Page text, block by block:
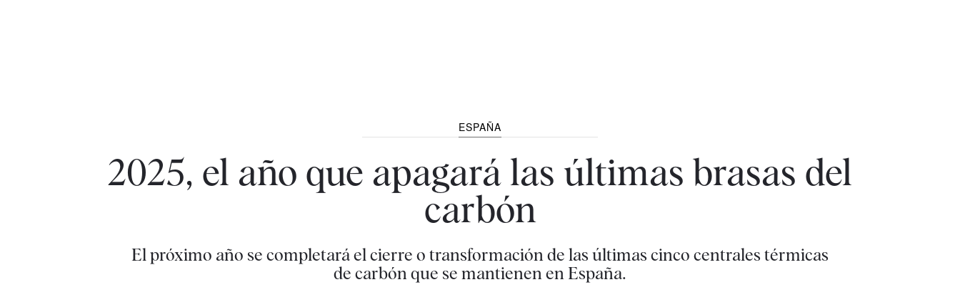
ESPAÑA
2025, el año que apagará las últimas brasas del
carbón
El próximo año se completará el cierre o transformación de las últimas cinco centrales térmicas
de carbón que se mantienen en España.